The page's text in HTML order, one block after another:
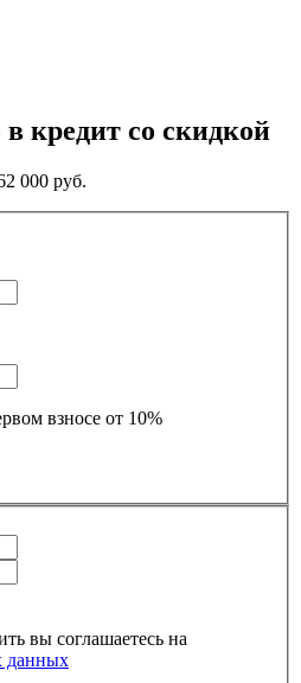
кредит со скидкой
000 руб.
взносе от 10%
вы соглашаетесь на
данных